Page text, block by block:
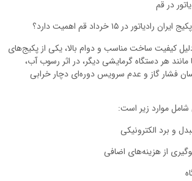
در قم
در ۱۵ خرداد قم اهمیت دارد؟
دلیل کیفیت ساخت مناسب و دوام بالا، یکی از پکیج‌های
مانند هر دستگاه گرمایشی دیگر، در اثر رسوب آب،
فشار گاز و عدم سرویس دوره‌ای دچار خرابی
موارد زیر است:
و برد الکترونیکی
از هزینه‌های اضافی